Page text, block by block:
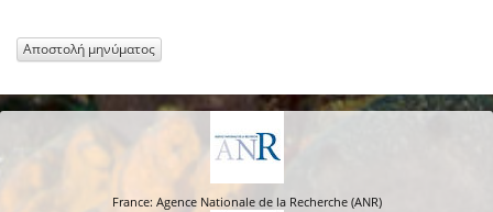
Αποστολή μηνύματος
France: Agence Nationale de la Recherche (ANR)